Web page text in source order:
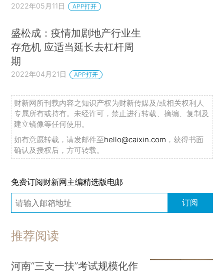
2022年05月11日 APP打开
盛松成：疫情加剧地产行业生
存危机 应适当延长去杠杆周
期
2022年04月21日 APP打开
财新网所刊载内容之知识产权为财新传媒及/或相关权利人
专属所有或持有。未经许可，禁止进行转载、摘编、复制及
建立镜像等任何使用。
如有意愿转载，请发邮件至hello@caixin.com ，获得书面
确认及授权后，方可转载。
免费订阅财新网主编精选版电邮
订阅
推荐阅读
河南“三支一扶”考试规模化作